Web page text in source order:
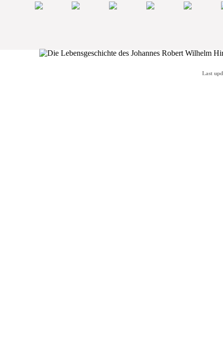
Last